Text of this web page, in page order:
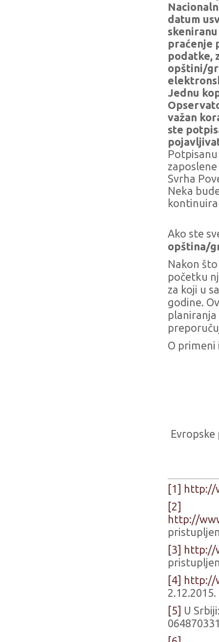
datum
praćenje
podatke,
opštini/
Jednu
važan
ste
Svrha
Neka
Ako ste
opština/
Nakon
početku
za koji u
godine.
O
[1] http://
[2]
http://
[3] http://
[4] http://
2.12.2015.
[5] U